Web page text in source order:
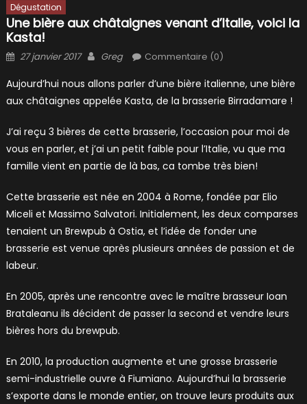
Dégustation
Une bière aux châtaignes venant d’Italie, voici la
Kasta!
Posted
27 janvier 2017 Author
Greg Commentaire (0)
Aujourd’hui nous allons parler d’une bière italienne, une bière
aux châtaignes appelée Kasta, de la brasserie Birradamare !
J’ai reçu 3 bières de cette brasserie, l’occasion pour moi de
vous en parler, et j’ai un petit faible pour l’Italie, vu que ma
famille vient en partie de là bas, ca tombe très bien!
Cette brasserie est née en 2004 à Rome, fondée par Elio
Miceli et Massimo Salvatori. Initialement, les deux comparses
tenaient un Brewpub à Ostia, et l’idée de fonder une
brasserie est venue après plusieurs années de passion et de
labeur.
En 2005, après une rencontre avec le maître brasseur Ioan
Brataleanu ils décident de passer la second et vendre leurs
bières hors du brewpub.
En 2010, la production augmente et une grosse brasserie
semi-industrielle ouvre à Fiumiano. Aujourd’hui la brasserie
s’exporte dans le monde entier, on trouve leurs produits aux